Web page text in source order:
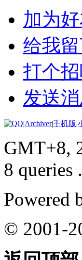
加为
给我
打个
发送
|Archiver|手机版|
GMT+8,
8 queries .
Powered
© 2001-